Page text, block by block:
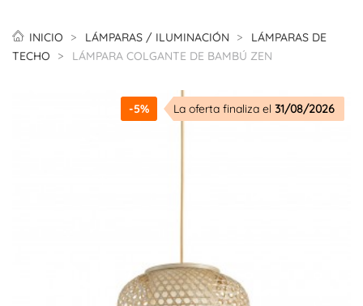
INICIO LÁMPARAS / ILUMINACIÓN
LÁMPARAS DE
TECHO
LÁMPARA COLGANTE DE BAMBÚ ZEN
-5% La oferta finaliza el 31/08/2026